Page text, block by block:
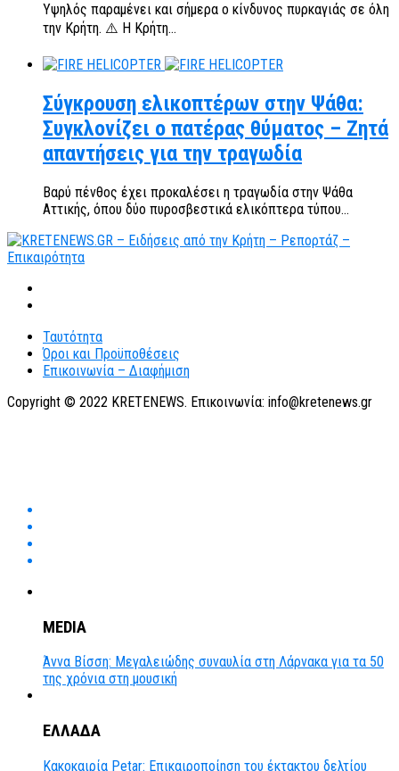
Υψηλός παραμένει και σήμερα ο κίνδυνος πυρκαγιάς σε όλη
την Κρήτη. ⚠️ Η Κρήτη...
Σύγκρουση ελικοπτέρων στην Ψάθα:
Συγκλονίζει ο πατέρας θύματος – Ζητά
απαντήσεις για την τραγωδία
Βαρύ πένθος έχει προκαλέσει η τραγωδία στην Ψάθα
Αττικής, όπου δύο πυροσβεστικά ελικόπτερα τύπου...
Ταυτότητα
Όροι και Προϋποθέσεις
Επικοινωνία – Διαφήμιση
Copyright © 2022 KRETENEWS. Επικοινωνία: info@kretenews.gr
MEDIA
Άννα Βίσση: Μεγαλειώδης συναυλία στη Λάρνακα για τα 50
της χρόνια στη μουσική
ΕΛΛΑΔΑ
Κακοκαιρία Petar: Επικαιροποίηση του έκτακτου δελτίου